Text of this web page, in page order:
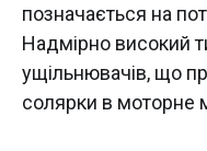
позначається на
Надмірно високий
ущільнювачів, що
солярки в моторне